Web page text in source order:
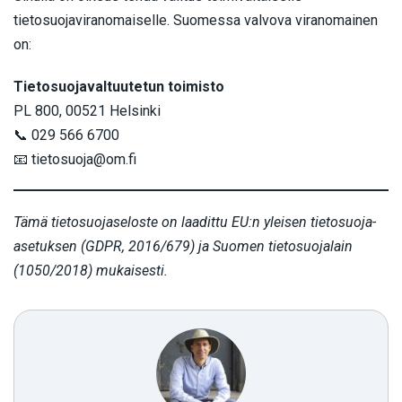
tietosuojaviranomaiselle. Suomessa valvova viranomainen
on:
Tietosuojavaltuutetun toimisto
PL 800, 00521 Helsinki
📞 029 566 6700
📧 tietosuoja@om.fi
Tämä tietosuojaseloste on laadittu EU:n yleisen tietosuoja-
asetuksen (GDPR, 2016/679) ja Suomen tietosuojalain
(1050/2018) mukaisesti.